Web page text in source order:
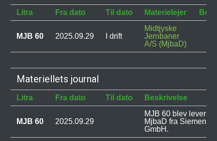
Litra Fra dato Til dato Materielejer
MJB 60 2025.09.29 I drift
Midtjyske
Jernbaner
A/S (MjbaD)
Materiellets journal
Litra Fra dato Til dato Beskrivelse
MJB 60 2025.09.29
MJB 60 blev leveret
MjbaD fra Siemens
GmbH.